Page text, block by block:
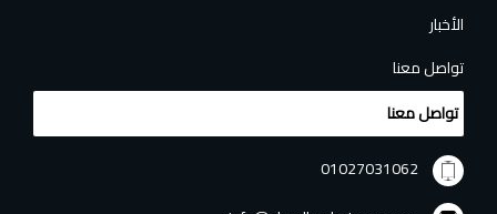
الأخبار
تواصل معنا
تواصل معنا